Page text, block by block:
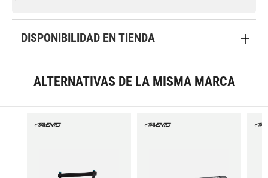
DISPONIBILIDAD EN TIENDA
ALTERNATIVAS DE LA MISMA MARCA